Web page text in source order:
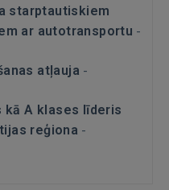
starptautiskiem
ar autotransportu -
atļauja -
A klases līderis
reģiona -